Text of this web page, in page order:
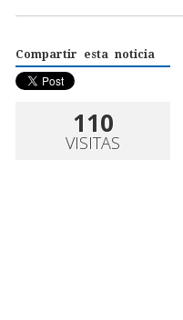
Compartir esta noticia
110
VISITAS